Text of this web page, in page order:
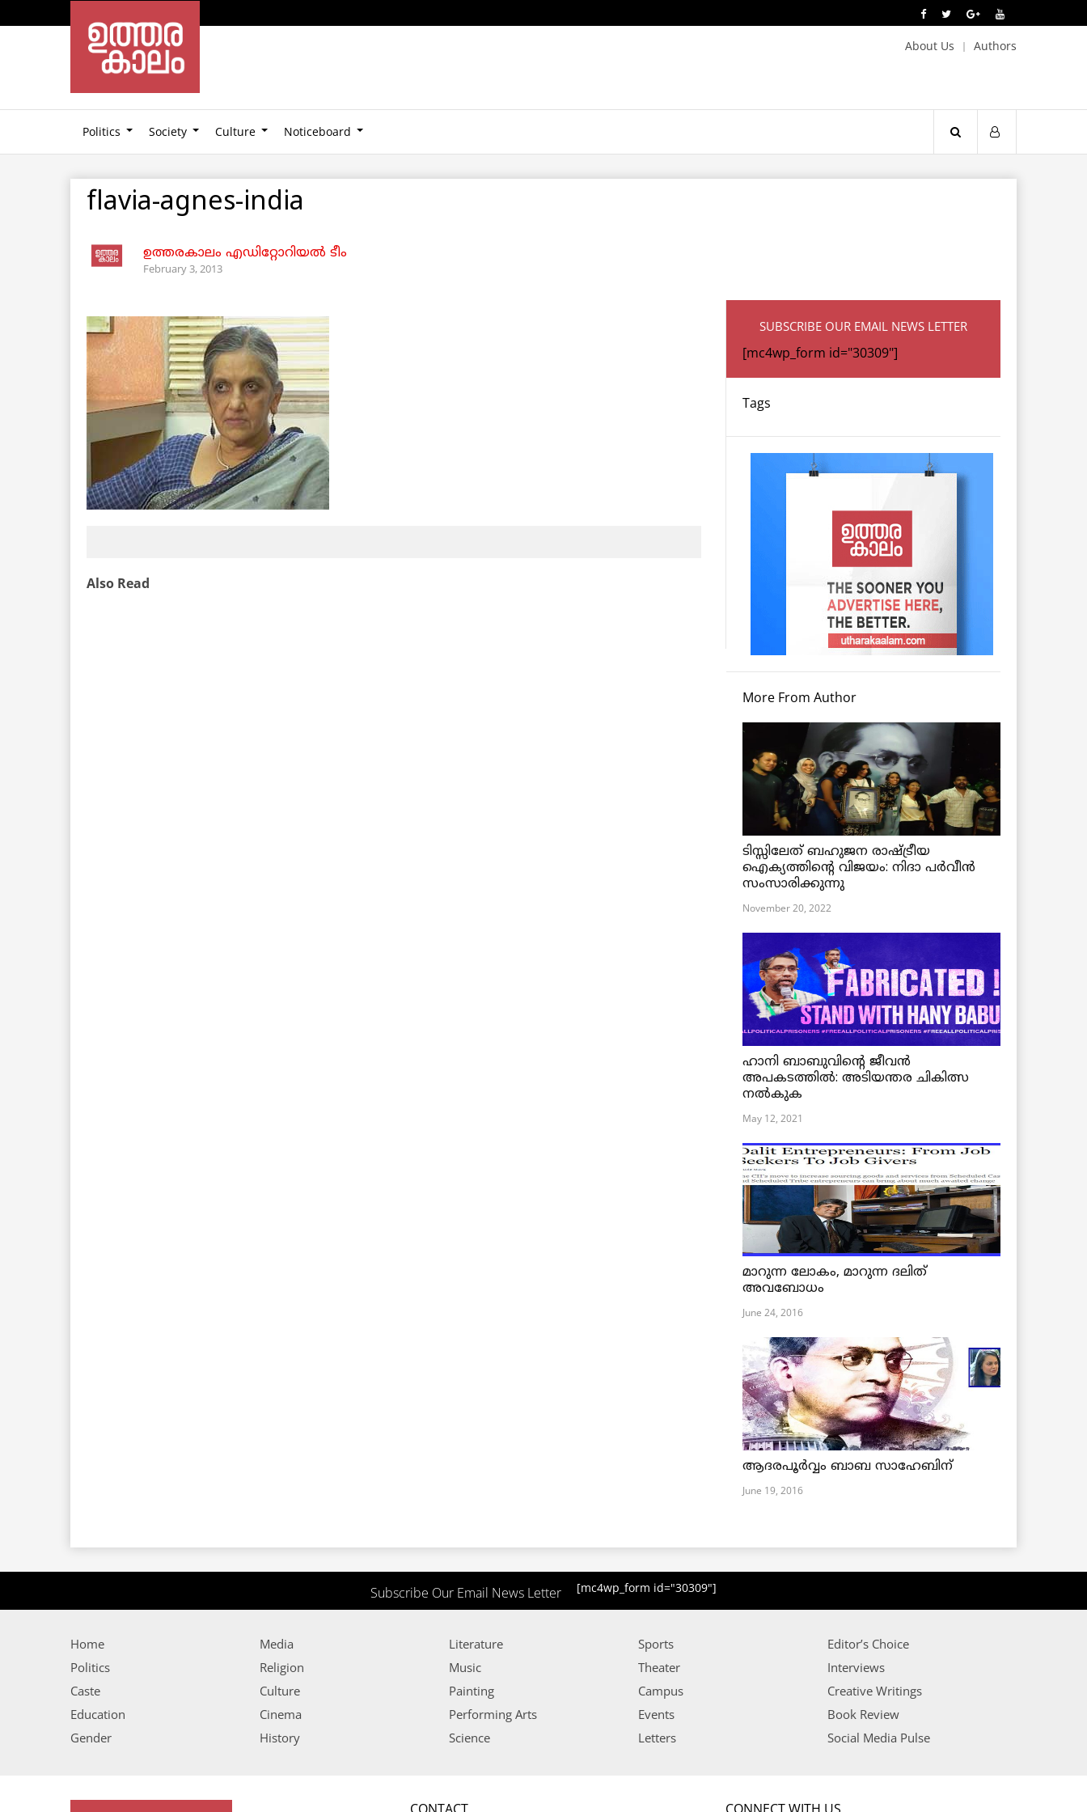
About Us Authors
Politics Society Culture Noticeboard
flavia-agnes-india
ഉത്തരകാലം എഡിറ്റോറിയല്‍ ടീം
February 3, 2013
Also Read
SUBSCRIBE OUR EMAIL NEWS LETTER
[mc4wp_form id="30309"]
Tags
More From Author
ടിസ്സിലേത് ബഹുജന രാഷ്ട്രീയ
ഐക്യത്തിന്റെ വിജയം: നിദാ പർവീൻ
സംസാരിക്കുന്നു
November 20, 2022
ഹാനി ബാബുവിന്റെ ജീവൻ
അപകടത്തിൽ: അടിയന്തര ചികിത്സ
നൽകുക
May 12, 2021
മാറുന്ന ലോകം, മാറുന്ന ദലിത്
അവബോധം
June 24, 2016
ആദരപൂര്‍വ്വം ബാബ സാഹേബിന്
June 19, 2016
Subscribe Our Email News Letter [mc4wp_form id="30309"]
Home
Politics
Caste
Education
Gender
Media
Religion
Culture
Cinema
History
Literature
Music
Painting
Performing Arts
Science
Sports
Theater
Campus
Events
Letters
Editor’s Choice
Interviews
Creative Writings
Book Review
Social Media Pulse